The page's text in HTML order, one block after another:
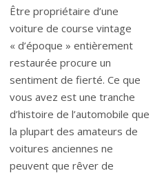
Être propriétaire d’une
voiture de course vintage
« d’époque » entièrement
restaurée procure un
sentiment de fierté. Ce que
vous avez est une tranche
d’histoire de l’automobile que
la plupart des amateurs de
voitures anciennes ne
peuvent que rêver de